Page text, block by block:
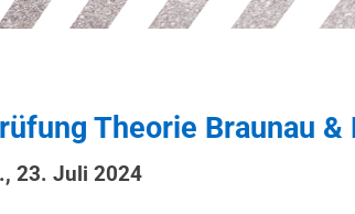
Theorie Braunau
23. Juli 2024